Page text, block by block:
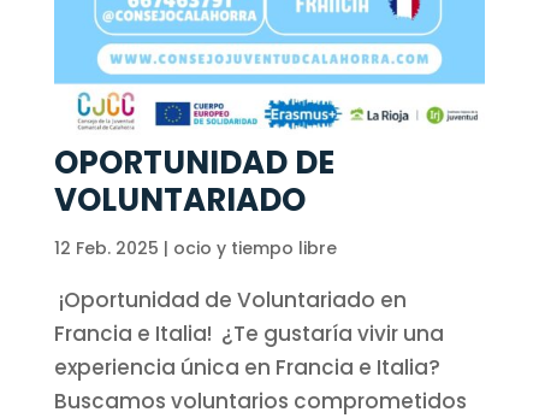
OPORTUNIDAD DE
VOLUNTARIADO
12 Feb. 2025 | ocio y tiempo libre
¡Oportunidad de Voluntariado en
Francia e Italia! ¿Te gustaría vivir una
experiencia única en Francia e Italia?
Buscamos voluntarios comprometidos